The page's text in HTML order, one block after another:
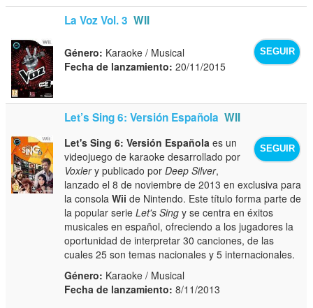
La Voz Vol. 3 WII
SEGUIR
Género: Karaoke / Musical
Fecha de lanzamiento: 20/11/2015
Let’s Sing 6: Versión Española WII
SEGUIR
Let's Sing 6: Versión Española es un
videojuego de karaoke desarrollado por
Voxlery publicado porDeep Silver,
lanzado el 8 de noviembre de 2013 en exclusiva para
la consolaWii de Nintendo. Este título forma parte de
la popular serieLet's Sing y se centra en éxitos
musicales en español, ofreciendo a los jugadores la
oportunidad de interpretar 30 canciones, de las
cuales 25 son temas nacionales y 5 internacionales.
Género: Karaoke / Musical
Fecha de lanzamiento: 8/11/2013